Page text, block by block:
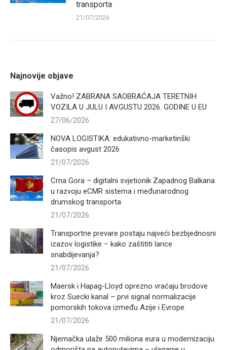
transporta
21/07/2026
Najnovije objave
Važno! ZABRANA SAOBRAĆAJA TERETNIH
VOZILA U JULU I AVGUSTU 2026. GODINE U EU
27/06/2026
NOVA LOGISTIKA: edukativno-marketinški
časopis avgust 2026
21/07/2026
Crna Gora – digitalni svjetionik Zapadnog Balkana
u razvoju eCMR sistema i međunarodnog
drumskog transporta
21/07/2026
Transportne prevare postaju najveći bezbjednosni
izazov logistike – kako zaštititi lance
snabdijevanja?
21/07/2026
Maersk i Hapag-Lloyd oprezno vraćaju brodove
kroz Suecki kanal – prvi signal normalizacije
pomorskih tokova između Azije i Evrope
21/07/2026
Njemačka ulaže 500 miliona eura u modernizaciju